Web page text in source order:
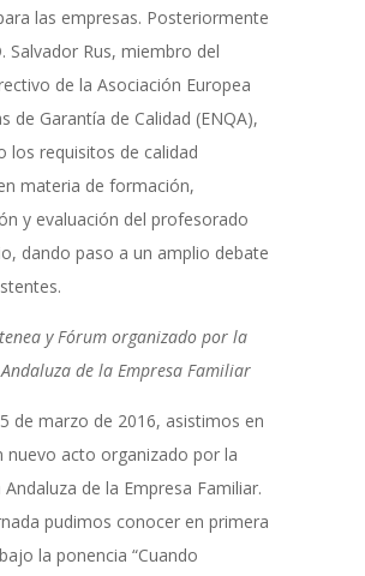
las empresas. Posteriormente
Salvador Rus, miembro del
de la Asociación Europea
de Garantía de Calidad (ENQA),
los requisitos de calidad
materia de formación,
y evaluación del profesorado
dando paso a un amplio debate
y Fórum organizado por la
de la Empresa Familiar
de marzo de 2016, asistimos en
nuevo acto organizado por la
de la Empresa Familiar.
pudimos conocer en primera
la ponencia “Cuando